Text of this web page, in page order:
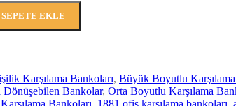
SEPETE EKLE
Karşılama Bankoları, Büyük Boyutlu
Bankolar, Orta Boyutlu Karşılama
Bankoları, 1881 ofis karşılama bankoları,